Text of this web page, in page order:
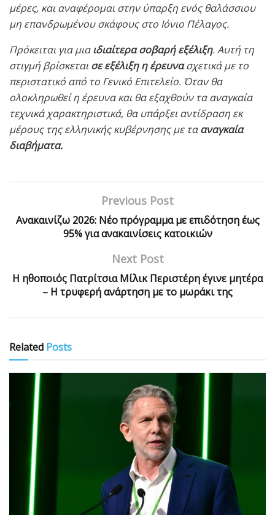
μέρες, και αναφέρομαι στην ύπαρξη ενός θαλάσσιου
μη επανδρωμένου σκάφους στο Ιόνιο Πέλαγος.
Πρόκειται για μιαιδιαίτερα σοβαρή εξέλιξη. Αυτή τη
στιγμή βρίσκεταισε εξέλιξη η έρευνασχετικά με το
περιστατικό από το Γενικό Επιτελείο. Όταν θα
ολοκληρωθεί η έρευνα και θα εξαχθούν τα αναγκαία
τεχνικά χαρακτηριστικά, θα υπάρξει αντίδραση εκ
μέρους της ελληνικής κυβέρνησης με τααναγκαία
διαβήματα.
Previous Post
Ανακαινίζω 2026: Νέο πρόγραμμα με επιδότηση έως
95% για ανακαινίσεις κατοικιών
Next Post
Η ηθοποιός Πατρίτσια Μίλικ Περιστέρη έγινε μητέρα
– Η τρυφερή ανάρτηση με το μωράκι της
Related Posts